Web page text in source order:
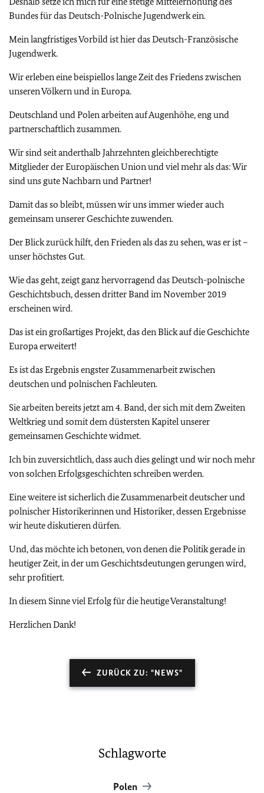
Bundes für das Deutsch-Polnische Jugendwerk ein.
Mein langfristiges Vorbild ist hier das Deutsch-Französische
Jugendwerk.
Wir erleben eine beispiellos lange Zeit des Friedens zwischen
unseren Völkern und in Europa.
Deutschland und Polen arbeiten auf Augenhöhe, eng und
partnerschaftlich zusammen.
Wir sind seit anderthalb Jahrzehnten gleichberechtigte
Mitglieder der Europäischen Union und viel mehr als das: Wir
sind uns gute Nachbarn und Partner!
Damit das so bleibt, müssen wir uns immer wieder auch
gemeinsam unserer Geschichte zuwenden.
Der Blick zurück hilft, den Frieden als das zu sehen, was er ist –
unser höchstes Gut.
Wie das geht, zeigt ganz hervorragend das Deutsch-polnische
Geschichtsbuch, dessen dritter Band im November 2019
erscheinen wird.
Das ist ein großartiges Projekt, das den Blick auf die Geschichte
Europa erweitert!
Es ist das Ergebnis engster Zusammenarbeit zwischen
deutschen und polnischen Fachleuten.
Sie arbeiten bereits jetzt am 4. Band, der sich mit dem Zweiten
Weltkrieg und somit dem düstersten Kapitel unserer
gemeinsamen Geschichte widmet.
Ich bin zuversichtlich, dass auch dies gelingt und wir noch mehr
von solchen Erfolgsgeschichten schreiben werden.
Eine weitere ist sicherlich die Zusammenarbeit deutscher und
polnischer Historikerinnen und Historiker, dessen Ergebnisse
wir heute diskutieren dürfen.
Und, das möchte ich betonen, von denen die Politik gerade in
heutiger Zeit, in der um Geschichtsdeutungen gerungen wird,
sehr profitiert.
In diesem Sinne viel Erfolg für die heutige Veranstaltung!
Herzlichen Dank!
ZURÜCK ZU: "NEWS"
Schlagworte
Polen